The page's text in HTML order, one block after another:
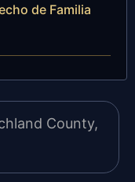
de Familia